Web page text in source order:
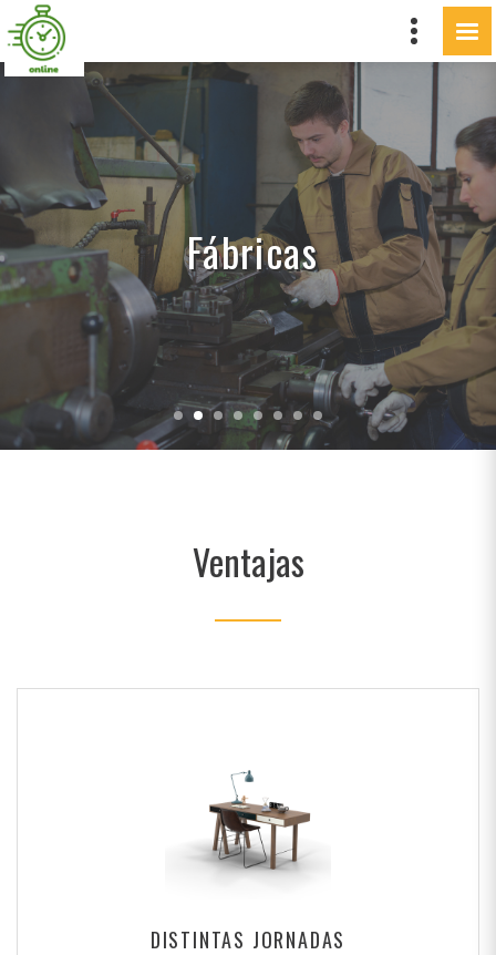
Fábricas
Ventajas
DISTINTAS JORNADAS